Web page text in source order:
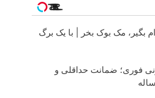
وام بگیر، مک بوک بخر | با یک برگ
میلیونی فوری؛ ضمانت حداقلی و